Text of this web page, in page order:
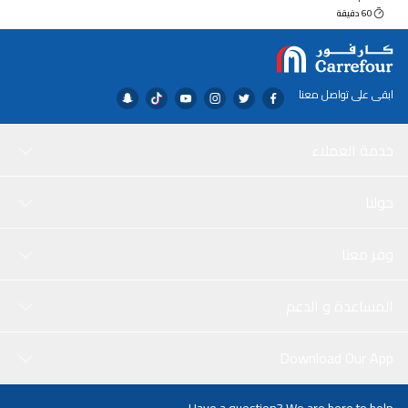
60 دقيقة
ابقى على تواصل معنا